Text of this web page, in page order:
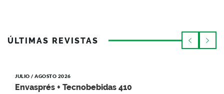
ÚLTIMAS REVISTAS
JULIO / AGOSTO 2026
Envasprés + Tecnobebidas 410